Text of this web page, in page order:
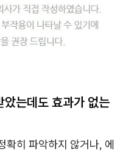
는데도 효과가 없는
확히 파악하지 않거나, 에